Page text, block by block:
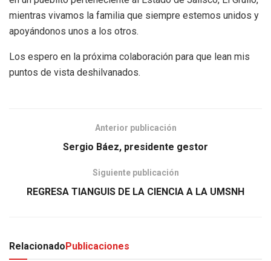
mientras vivamos la familia que siempre estemos unidos y
apoyándonos unos a los otros.
Los espero en la próxima colaboración para que lean mis
puntos de vista deshilvanados.
Anterior publicación
Sergio Báez, presidente gestor
Siguiente publicación
REGRESA TIANGUIS DE LA CIENCIA A LA UMSNH
RelacionadoPublicaciones